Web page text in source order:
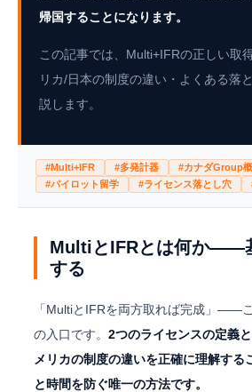
MultiとIFRを別々に取った。でも
——これは実際に起きている
帰国することになります。
この記事では、Multi+IFRの正しい取
リカ/日本の制度の違い・よくある落
説します。
#Multi+IFR #多発計器
#カナダGroup
#パイロット留学
#ライセンス落とし穴
MultiとIFRとは何か——
する
「MultiとIFRを両方取れば完成」——
の入口です。 2つのライセンスの定義
メリカの制度の違いを正確に理解する
と時間を防ぐ唯一の方法です。